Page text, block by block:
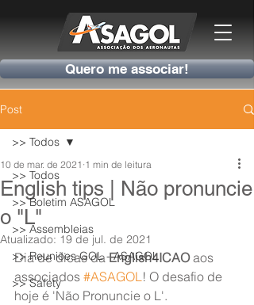
Quero me associar!
Post
>> Todos
>> Boletim ASAGOL
>> Assembleias
>> Reuniões GOL - ASAGOL
>> Safety
>> Todos
English tips | Não pronuncie
o "L"
10 de mar. de 2021 1 min de leitura
Atualizado: 19 de jul. de 2021
Dia de dicas da English4ICAO aos
associados #ASAGOL! O desafio de
hoje é 'Não Pronuncie o L'.